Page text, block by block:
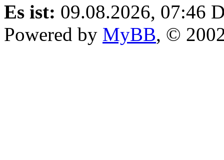
Es ist: 09.08.2026, 07:46
Powered by MyBB, ©